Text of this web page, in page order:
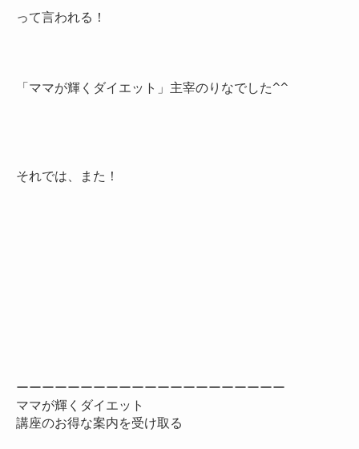
って言われる！
「ママが輝くダイエット」主宰のりなでした^^
それでは、また！
ーーーーーーーーーーーーーーーーーーーーー
ママが輝くダイエット
講座のお得な案内を受け取る